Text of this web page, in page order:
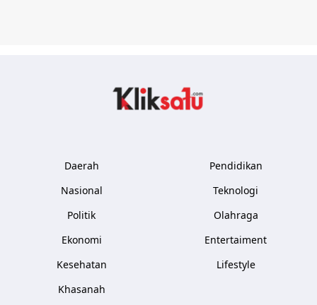
Daerah
Nasional
Politik
Ekonomi
Kesehatan
Khasanah
Pendidikan
Teknologi
Olahraga
Entertaiment
Lifestyle